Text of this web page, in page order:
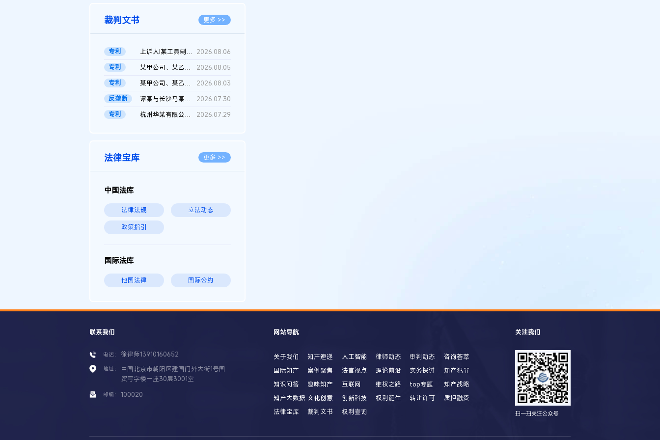
裁判文书 更多 >>
专利 上诉人I某工具制品有限公司与被上诉人程某及一审被告中华人民共和...
2026.08.06
专利
某甲公司、某乙公司、某丙公司申请诉前行为保全复议裁定书
2026.08.05
专利
某甲公司、某乙公司、官某与某丙公司专利申请权权属纠纷 二审判决...
2026.08.03
反垄断
谭某与长沙马某堆农产品股份有限公司滥用市场支配地位纠纷二审裁...
2026.07.30
专利
杭州华某有限公司与菲某有限公司侵害发明专利权纠纷 2026.07.29
法律宝库 更多 >>
中国法库
法律法规 立法动态
政策指引
国际法库
他国法律 国际公约
联系我们
电话： 徐律师13910160652
地址：
中国北京市朝阳区建国门外大街1号国
贸写字楼一座30层3001室
邮编： 100020
网站导航
关于我们 知产速递 人工智能 律师动态 审判动态
咨询荟萃
国际知产
案例聚焦 法官视点 理论前沿 实务探讨
知产犯罪
知识问答
趣味知产 互联网 维权之路 top专题
知产战略
知产大数据 文化创意 创新科技 权利诞生 转让许可
质押融资
法律宝库
裁判文书 权利查询
关注我们
扫一扫关注公众号